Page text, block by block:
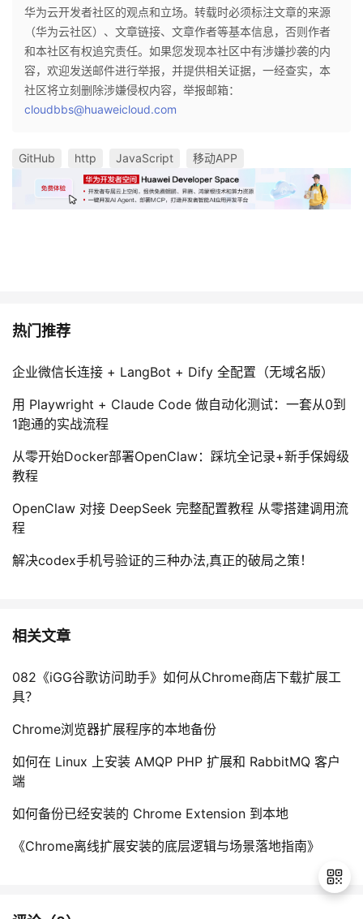
华为云开发者社区的观点和立场。转载时必须标注文章的来源
（华为云社区）、文章链接、文章作者等基本信息，否则作者
和本社区有权追究责任。如果您发现本社区中有涉嫌抄袭的内
容，欢迎发送邮件进行举报，并提供相关证据，一经查实，本
社区将立刻删除涉嫌侵权内容，举报邮箱：
cloudbbs@huaweicloud.com
GitHub http JavaScript 移动APP
热门推荐
企业微信长连接 + LangBot + Dify 全配置（无域名版）
用 Playwright + Claude Code 做自动化测试：一套从0到
1跑通的实战流程
从零开始Docker部署OpenClaw：踩坑全记录+新手保姆级
教程
OpenClaw 对接 DeepSeek 完整配置教程 从零搭建调用流
程
解决codex手机号验证的三种办法,真正的破局之策！
相关文章
082《iGG谷歌访问助手》如何从Chrome商店下载扩展工
具？
Chrome浏览器扩展程序的本地备份
如何在 Linux 上安装 AMQP PHP 扩展和 RabbitMQ 客户
端
如何备份已经安装的 Chrome Extension 到本地
《Chrome离线扩展安装的底层逻辑与场景落地指南》